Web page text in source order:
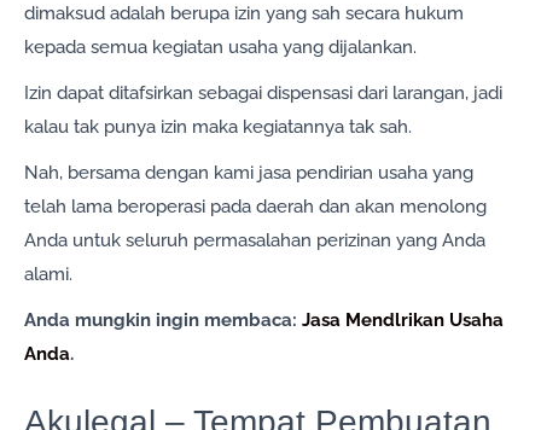
dimaksud adalah berupa izin yang sah secara hukum
kepada semua kegiatan usaha yang dijalankan.
Izin dapat ditafsirkan sebagai dispensasi dari larangan, jadi
kalau tak punya izin maka kegiatannya tak sah.
Nah, bersama dengan kami jasa pendirian usaha yang
telah lama beroperasi pada daerah dan akan menolong
Anda untuk seluruh permasalahan perizinan yang Anda
alami.
Anda mungkin ingin membaca: Jasa Mendlrikan Usaha
Anda.
Akulegal – Tempat Pembuatan